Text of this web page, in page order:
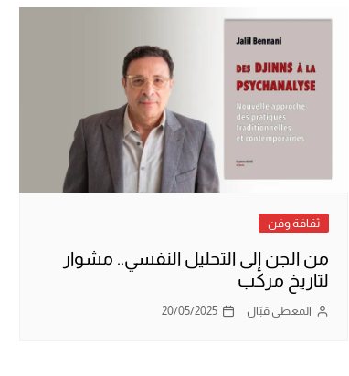
ثقافة وفن
من الجن إلى التحليل النفسي.. مشوار
لتاريخ مركب
المعطي قبّال 20/05/2025